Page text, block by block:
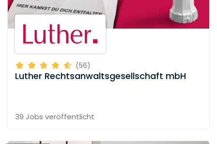
(56)
Luther Rechtsanwaltsgesellschaft mbH
39 Jobs veröffentlicht